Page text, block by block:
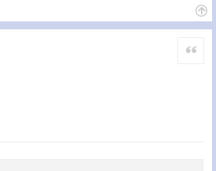
Citar